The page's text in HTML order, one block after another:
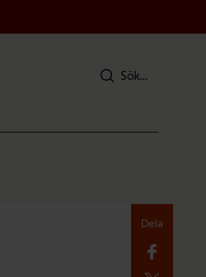
Sök
Dela